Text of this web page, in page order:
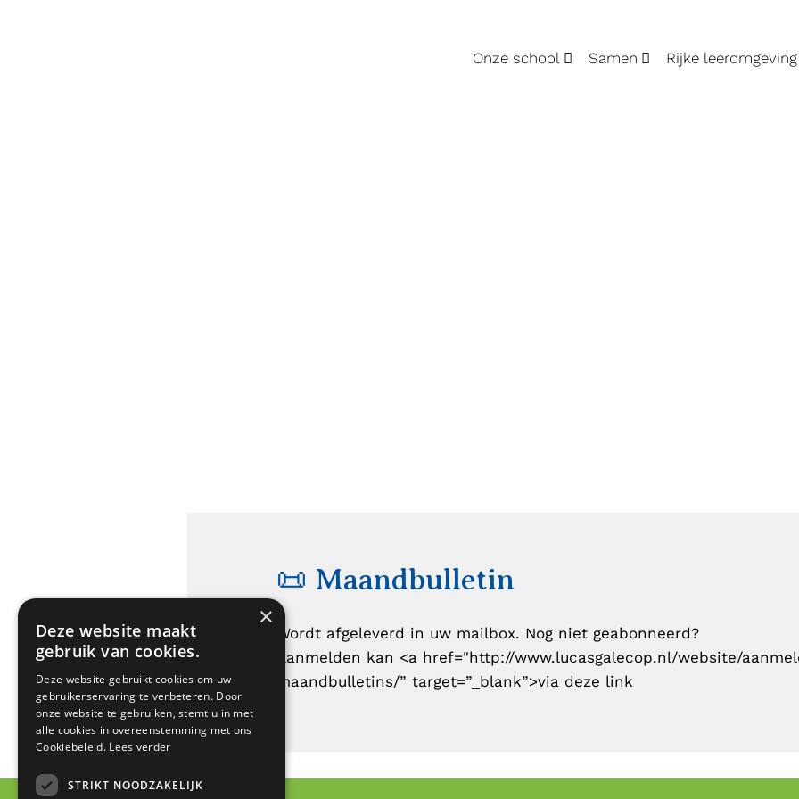
Onze school Samen Rijke leeromgeving
📜 Maandbulletin
Wordt afgeleverd in uw mailbox. Nog niet geabonneerd?
Aanmelden kan <a href="http://www.lucasgalecop.nl/website/
maandbulletins/” target=”_blank”>via deze link
×
Deze website maakt
gebruik van cookies.
Deze website gebruikt cookies om uw
gebruikerservaring te verbeteren. Door
onze website te gebruiken, stemt u in met
alle cookies in overeenstemming met ons
Cookiebeleid. Lees verder
STRIKT NOODZAKELIJK